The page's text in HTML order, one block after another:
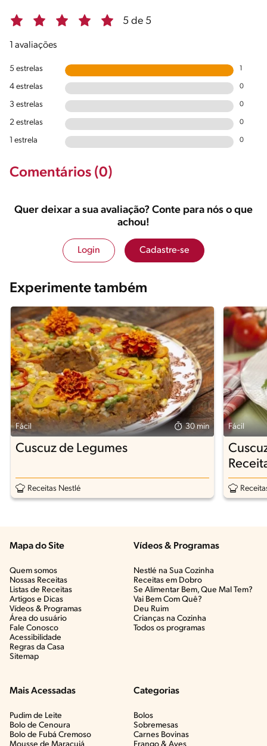
5 de 5
1 avaliações
5 estrelas
4 estrelas 0
3 estrelas 0
2 estrelas 0
1 estrela 0
Comentários (0)
Quer deixar a sua avaliação? Conte para nós o que
achou!
Login Cadastre-se
Experimente também
Fácil 30 min
Cuscuz de Legumes
Receitas Nestlé
Fácil
Mapa do Site
Quem somos
Nossas Receitas
Listas de Receitas​
Artigos e Dicas​
Vídeos & Programas​
Área do usuário
Fale Conosco
Acessibilidade
Regras da Casa
Sitemap
Vídeos & Programas​
Nestlé na Sua Cozinha
Receitas em Dobro
Se Alimentar Bem, Que Mal Tem?​
Vai Bem Com Quê?​
Deu Ruim​
Crianças na Cozinha​
Todos os programas
Mais Acessadas
Pudim de Leite
Bolo de Cenoura
Bolo de Fubá Cremoso
Categorias
Bolos
Sobremesas
Carnes Bovinas​